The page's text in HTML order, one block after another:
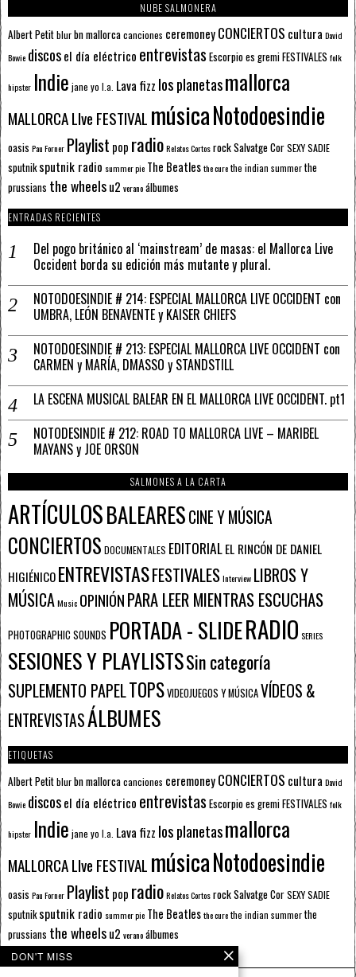
NUBE SALMONERA
Albert Petitblurbn mallorcacanciones ceremoneyCONCIERTOS cultura David
Bowie discosel día eléctrico entrevistas Escorpioes gremiFESTIVALES folk
hipster Indie jane yo l.a. Lava fizz los planetasmallorca
MALLORCA LIve FESTIVAL músicaNotodoesindie
oasis Pau Forner Playlist pop radioRelatos CortosrockSalvatge CorSEXY SADIE
sputnik sputnik radio summer pie The Beatlesthe curethe indian summerthe
prussians the wheelsu2 veranoálbumes
ENTRADAS RECIENTES
Del pogo británico al ‘mainstream’ de masas: el Mallorca Live
Occident borda su edición más mutante y plural.
NOTODOESINDIE # 214: ESPECIAL MALLORCA LIVE OCCIDENT con
UMBRA, LEÓN BENAVENTE y KAISER CHIEFS
NOTODOESINDIE # 213: ESPECIAL MALLORCA LIVE OCCIDENT con
CARMEN y MARÍA, DMASSO y STANDSTILL
LA ESCENA MUSICAL BALEAR EN EL MALLORCA LIVE OCCIDENT. pt1
NOTODESINDIE # 212: ROAD TO MALLORCA LIVE – MARIBEL
MAYANS y JOE ORSON
SALMONES A LA CARTA
ARTÍCULOSBALEARESCINE Y MÚSICA
CONCIERTOS DOCUMENTALES EDITORIALEL RINCÓN DE DANIEL
HIGIÉNICOENTREVISTASFESTIVALESInterview LIBROS Y
MÚSICAMusic OPINIÓNPARA LEER MIENTRAS ESCUCHAS
PHOTOGRAPHIC SOUNDS PORTADA - SLIDERADIO SERIES
SESIONES Y PLAYLISTSSin categoría
SUPLEMENTO PAPELTOPSVIDEOJUEGOS Y MÚSICAVÍDEOS &
ENTREVISTASÁLBUMES
ETIQUETAS
Albert Petitblurbn mallorcacanciones ceremoneyCONCIERTOS cultura David
Bowie discosel día eléctrico entrevistas Escorpioes gremiFESTIVALES folk
hipster Indie jane yo l.a. Lava fizz los planetasmallorca
MALLORCA LIve FESTIVAL músicaNotodoesindie
oasis Pau Forner Playlist pop radioRelatos CortosrockSalvatge CorSEXY SADIE
sputnik sputnik radio summer pie The Beatlesthe curethe indian summerthe
prussians the wheelsu2 veranoálbumes
DON'T MISS